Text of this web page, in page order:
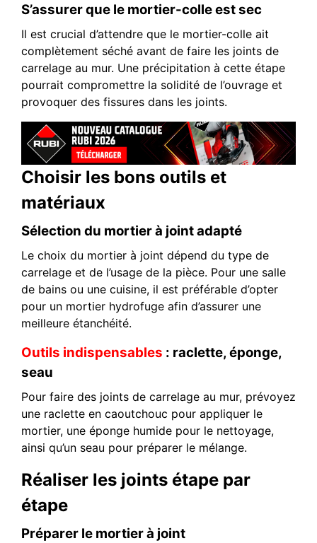
S’assurer que le mortier-colle est sec
Il est crucial d’attendre que le mortier-colle ait
complètement séché avant de faire les joints de
carrelage au mur. Une précipitation à cette étape
pourrait compromettre la solidité de l’ouvrage et
provoquer des fissures dans les joints.
Choisir les bons outils et
matériaux
Sélection du mortier à joint adapté
Le choix du mortier à joint dépend du type de
carrelage et de l’usage de la pièce. Pour une salle
de bains ou une cuisine, il est préférable d’opter
pour un mortier hydrofuge afin d’assurer une
meilleure étanchéité.
Outils indispensables : raclette, éponge,
seau
Pour faire des joints de carrelage au mur, prévoyez
une raclette en caoutchouc pour appliquer le
mortier, une éponge humide pour le nettoyage,
ainsi qu’un seau pour préparer le mélange.
Réaliser les joints étape par
étape
Préparer le mortier à joint